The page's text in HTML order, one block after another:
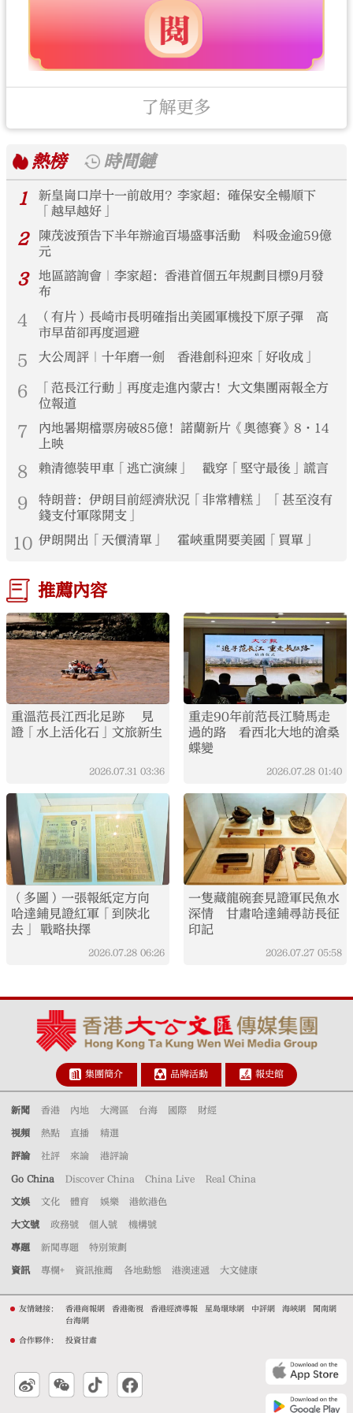
了解更多
熱榜
時間鏈
1
新皇崗口岸十一前啟用？李家超：確保安全暢順下
「越早越好」
2
陳茂波預告下半年辦逾百場盛事活動 料吸金逾59億
元
3
地區諮詢會｜李家超：香港首個五年規劃目標9月發
布
4
（有片）長崎市長明確指出美國軍機投下原子彈 高
市早苗卻再度迴避
5 大公周評｜十年磨一劍 香港創科迎來「好收成」
6
「范長江行動」再度走進內蒙古！大文集團兩報全方
位報道
7
內地暑期檔票房破85億！諾蘭新片《奧德賽》8·14
上映
8 賴清德裝甲車「逃亡演練」 戳穿「堅守最後」謊言
9
特朗普：伊朗目前經濟狀況「非常糟糕」 「甚至沒有
錢支付軍隊開支」
10 伊朗開出「天價清單」 霍峽重開要美國「買單」
推薦內容
重溫范長江西北足跡 見
證「水上活化石」文旅新生
2026.07.31 03:36
重走90年前范長江騎馬走
過的路 看西北大地的滄桑
蝶變
2026.07.28 01:40
（多圖）一張報紙定方向
哈達鋪見證紅軍「到陝北
去」 戰略抉擇
2026.07.28 06:26
一隻藏龍碗套見證軍民魚水
深情 甘肅哈達鋪尋訪長征
印記
2026.07.27 05:58
集團簡介 品牌活動 報史館
新聞 香港 內地 大灣區 台海 國際 財經
視頻 熱點 直播 精選
評論 社評 來論 港評論
Go China Discover China China Live Real China
文娛 文化 體育 娛樂 港飲港色
大文號 政務號 個人號 機構號
專題 新聞專題 特別策劃
資訊 專欄+ 資訊推薦 各地動態 港澳速遞 大文健康
友情鏈接： 香港商報網 香港衛視 香港經濟導報 星島環球網 中評網 海峽網
閩南網
台海網
合作夥伴： 投資甘肅